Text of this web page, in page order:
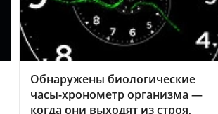
Обнаружены биологические
часы-хронометр организма —
когда они выходят из строя,